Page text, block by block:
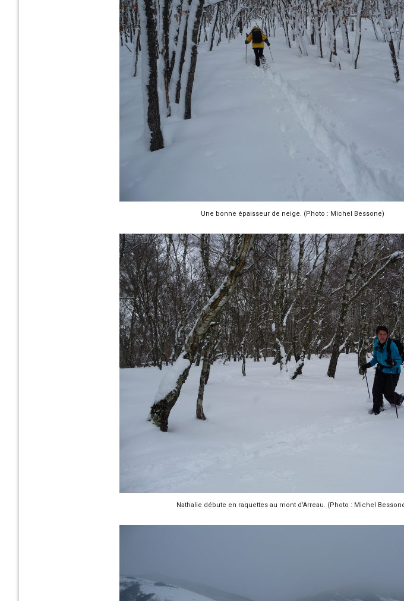
Une bonne épaisseur de neige. (Photo : Michel Bessone)
Nathalie débute en raquettes au mont d’Arreau. (Photo : Michel